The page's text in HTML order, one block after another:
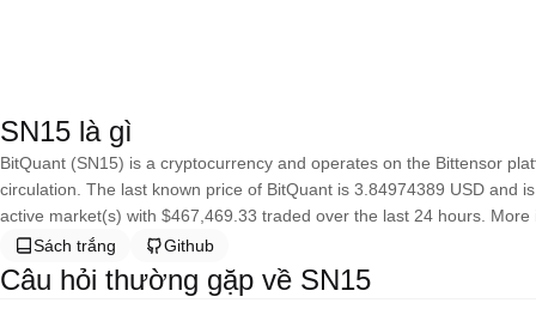
SN15 là gì
BitQuant (SN15) is a cryptocurrency and operates on the Bittensor
circulation. The last known price of BitQuant is 3.84974389 USD and
active market(s) with $467,469.33 traded over the last 24 hours.
Sách trắng
Github
Câu hỏi thường gặp về SN15